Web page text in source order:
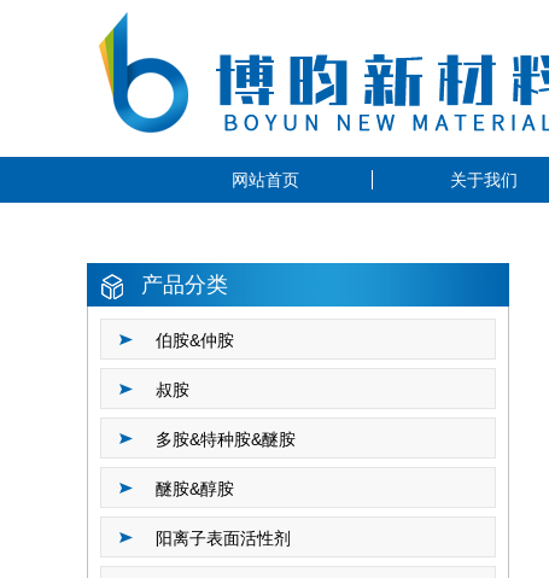
网站首页 关于我们
产品分类
伯胺&仲胺
叔胺
多胺&特种胺&醚胺
醚胺&醇胺
阳离子表面活性剂